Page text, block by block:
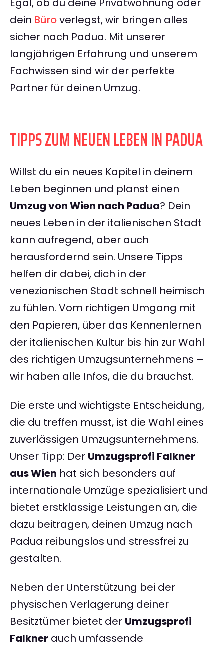
dein Büroverlegst, wir bringen alles
sicher nach Padua. Mit unserer
langjährigen Erfahrung und unserem
Fachwissen sind wir der perfekte
Partner für deinen Umzug.
TIPPS ZUM NEUEN LEBEN IN PADUA
Willst du ein neues Kapitel in deinem
Leben beginnen und planst einen
Umzug von Wien nach Padua? Dein
neues Leben in der italienischen Stadt
kann aufregend, aber auch
herausfordernd sein. Unsere Tipps
helfen dir dabei, dich in der
venezianischen Stadt schnell heimisch
zu fühlen. Vom richtigen Umgang mit
den Papieren, über das Kennenlernen
der italienischen Kultur bis hin zur Wahl
des richtigen Umzugsunternehmens –
wir haben alle Infos, die du brauchst.
Die erste und wichtigste Entscheidung,
die du treffen musst, ist die Wahl eines
zuverlässigen Umzugsunternehmens.
Unser Tipp: Der Umzugsprofi Falkner
aus Wien hat sich besonders auf
internationale Umzüge spezialisiert und
bietet erstklassige Leistungen an, die
dazu beitragen, deinen Umzug nach
Padua reibungslos und stressfrei zu
gestalten.
Neben der Unterstützung bei der
physischen Verlagerung deiner
Besitztümer bietet der Umzugsprofi
Falkner auch umfassende